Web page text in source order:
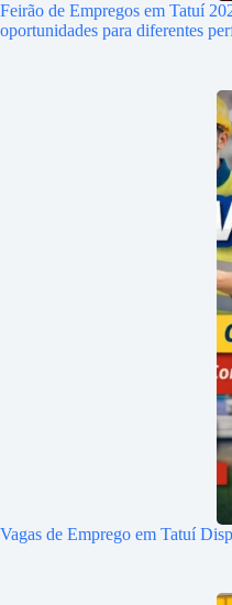
Feirão de Empregos em Tatuí
oportunidades para diferentes
Vagas de Emprego em Tatuí